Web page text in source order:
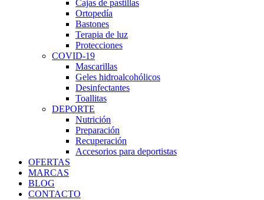
Cajas de pastillas
Ortopedía
Bastones
Terapia de luz
Protecciones
COVID-19
Mascarillas
Geles hidroalcohólicos
Desinfectantes
Toallitas
DEPORTE
Nutrición
Preparación
Recuperación
Accesorios para deportistas
OFERTAS
MARCAS
BLOG
CONTACTO